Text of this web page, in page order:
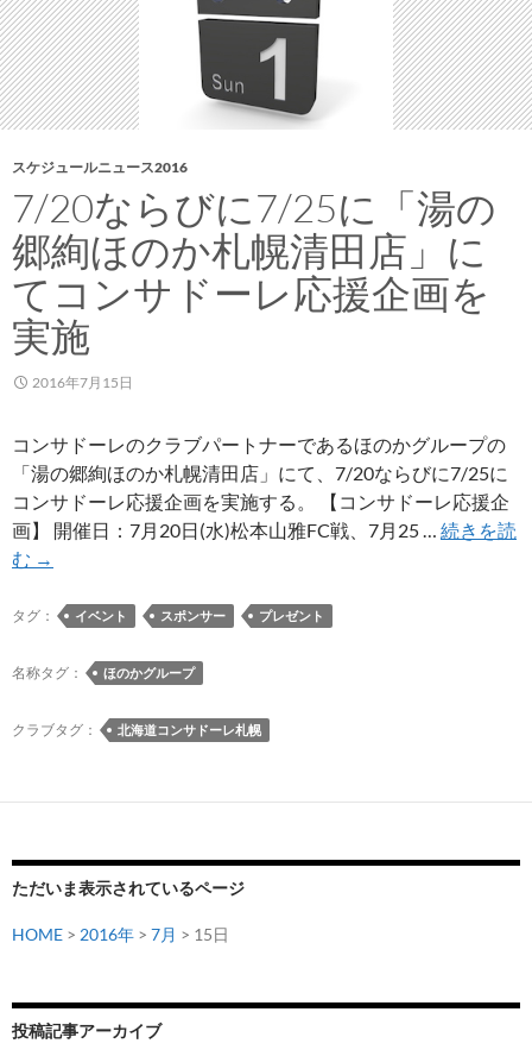
スケジュールニュース2016
7/20ならびに7/25に「湯の
郷絢ほのか札幌清田店」に
てコンサドーレ応援企画を
実施
2016年7月15日
コンサドーレのクラブパートナーであるほのかグループの
「湯の郷絢ほのか札幌清田店」にて、7/20ならびに7/25に
コンサドーレ応援企画を実施する。 【コンサドーレ応援企
画】 開催日：7月20日(水)松本山雅FC戦、7月25 … 続きを読
む 7/20
ら
に
に
ほ
の
か
清
田
→
タグ： イベント スポンサー プレゼント
名称タグ： ほのかグループ
クラブタグ： 北海道コンサドーレ札幌
ただいま表示されているページ
HOME > 2016年 > 7月 > 15日
投稿記事アーカイブ